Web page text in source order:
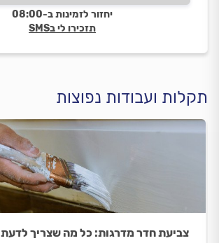
יחזור לזמינות ב-08:00
תזכירו לי בSMS
תקלות ועבודות נפוצות
צביעת חדר מדרגות: כל מה שצריך לדעת